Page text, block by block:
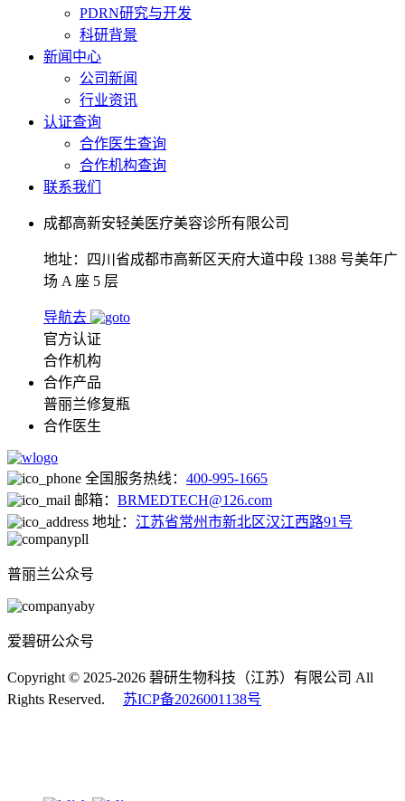
PDRN研究与开发
科研背景
新闻中心
公司新闻
行业资讯
认证查询
合作医生查询
合作机构查询
联系我们
成都高新安轻美医疗美容诊所有限公司
地址：四川省成都市高新区天府大道中段 1388 号美年广
场 A 座 5 层
导航去
官方认证
合作机构
合作产品
普丽兰修复瓶
合作医生
全国服务热线： 400-995-1665
邮箱： BRMEDTECH@126.com
地址： 江苏省常州市新北区汉江西路91号
普丽兰公众号
爱碧研公众号
Copyright © 2025-2026 碧研生物科技（江苏）有限公司 All
Rights Reserved. 苏ICP备2026001138号